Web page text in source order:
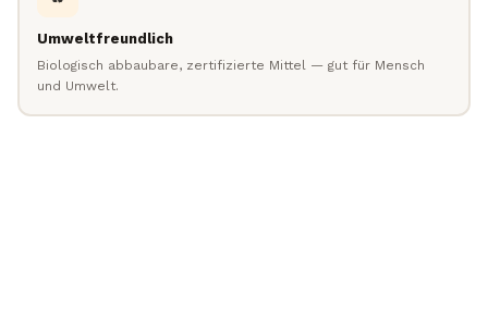
Umweltfreundlich
Biologisch abbaubare, zertifizierte Mittel — gut für Mensch
und Umwelt.